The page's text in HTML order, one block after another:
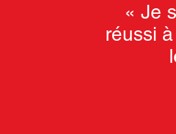
« Je
réussi